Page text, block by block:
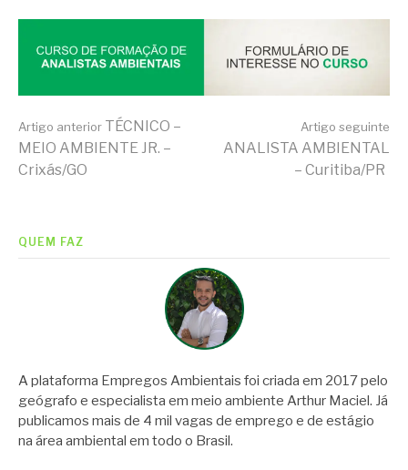
Continue
Artigo anterior TÉCNICO –
MEIO AMBIENTE JR. –
Crixás/GO
Artigo seguinte
ANALISTA AMBIENTAL
– Curitiba/PR
QUEM FAZ
A plataforma Empregos Ambientais foi criada em 2017 pelo
geógrafo e especialista em meio ambiente Arthur Maciel. Já
publicamos mais de 4 mil vagas de emprego e de estágio
na área ambiental em todo o Brasil.